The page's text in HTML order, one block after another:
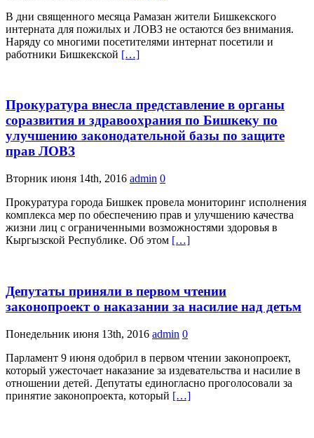
В дни священного месяца Рамазан жители Бишкекского
интерната для пожилых и ЛОВЗ не остаются без внимания.
Наряду со многими посетителями интернат посетили и
работники Бишкекской […]
Прокуратура внесла представление в органы
соразвития и здравоохрания по Бишкеку по
улучшению законодательной базы по защите
прав ЛОВЗ
Вторник июня 14th, 2016 admin 0
Прокуратура города Бишкек провела мониторинг исполнения
комплекса мер по обеспечению прав и улучшению качества
жизни лиц с ограниченными возможностями здоровья в
Кыргызской Республике. Об этом […]
Депутаты приняли в первом чтении
законопроект о наказании за насилие над детьм
Понедельник июня 13th, 2016 admin 0
Парламент 9 июня одобрил в первом чтении законопроект,
который ужесточает наказание за издевательства и насилие в
отношении детей. Депутаты единогласно проголосовали за
принятие законопроекта, который […]